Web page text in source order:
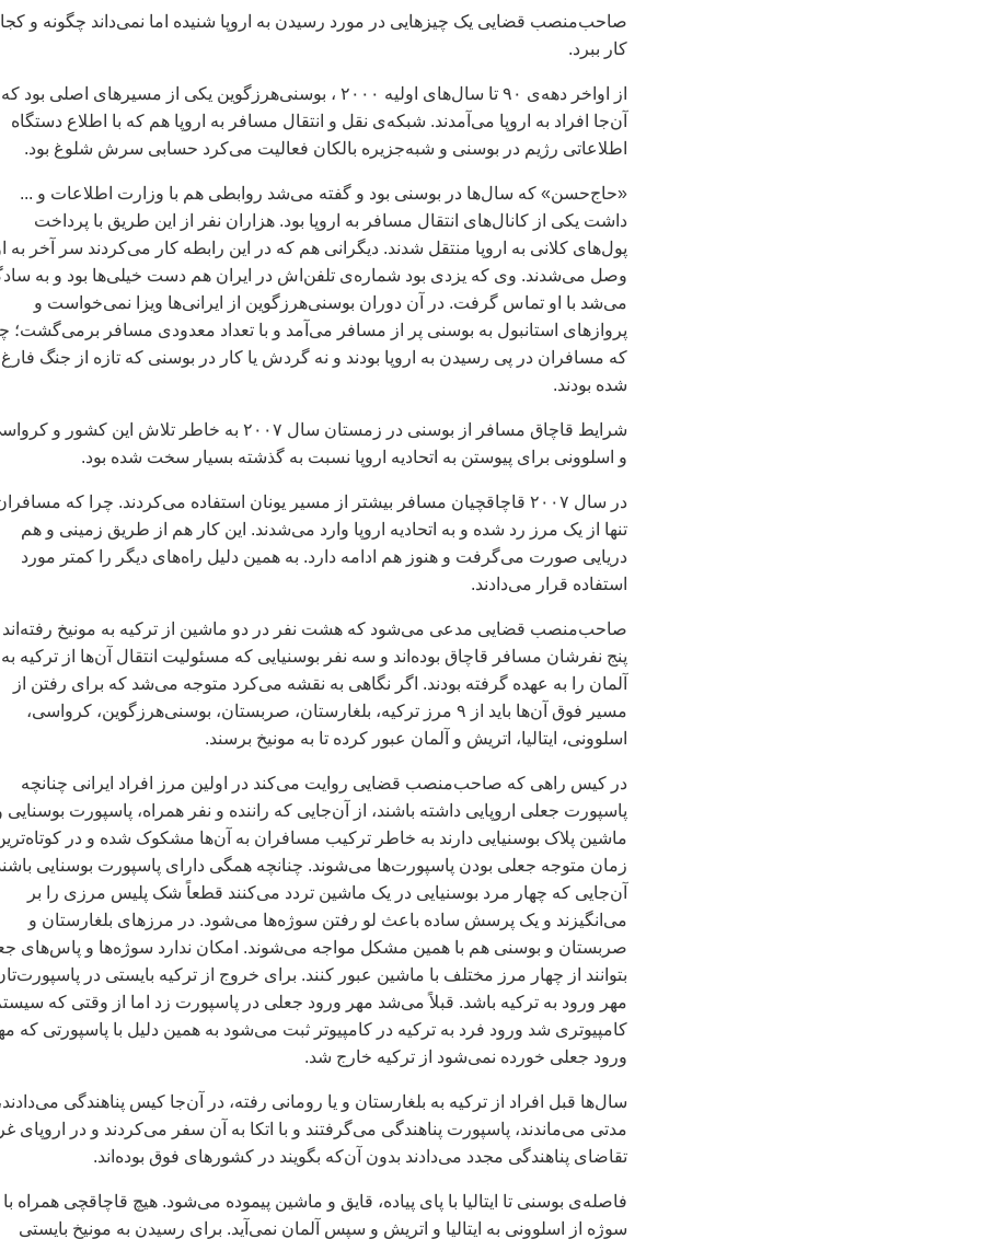
صاحب‌منصب قضایی یک چیزهایی در مورد رسیدن به اروپا شنیده اما نمی‌داند چگونه و کجا
کار ببرد.
از اواخر دهه‌ی ۹۰ تا سال‌های اولیه ۲۰۰۰ ، بوسنی‌هرزگوین یکی از مسیرهای اصلی بود
آن‌جا افراد به اروپا می‌آمدند. شبکه‌ی نقل و انتقال مسافر به اروپا هم که با اطلاع دستگاه
اطلاعاتی رژیم در بوسنی و شبه‌جزیره بالکان فعالیت می‌کرد حسابی سرش شلوغ بود.
«حاج‌حسن» که سال‌ها در بوسنی بود و گفته می‌شد روابطی هم با وزارت اطلاعات و ...
داشت یکی از کانال‌های انتقال مسافر به اروپا بود. هزاران نفر از این طریق با پرداخت
پول‌های کلانی به اروپا منتقل شدند. دیگرانی هم که در این رابطه کار می‌کردند سر آخر به
وصل می‌شدند. وی که یزدی بود شماره‌ی تلفن‌اش در ایران هم دست خیلی‌ها بود و به
می‌شد با او تماس گرفت. در آن دوران بوسنی‌هرزگوین از ایرانی‌ها ویزا نمی‌خواست و
پرواز‌های استانبول به بوسنی پر از مسافر می‌آمد و با تعداد معدودی مسافر بر‌می‌گشت؛
که مسافران در پی رسیدن به اروپا بودند و نه گردش یا کار در بوسنی که تازه از جنگ فارغ
شده بودند.
شرایط قاچاق مسافر از بوسنی در زمستان سال ۲۰۰۷ به خاطر تلاش این کشور و
و اسلوونی برای پیوستن به اتحادیه اروپا نسبت به گذشته بسیار سخت شده بود.
در سال ۲۰۰۷ قاچاقچیان مسافر بیشتر از مسیر یونان استفاده می‌کردند. چرا که
تنها از یک مرز رد شده و به اتحادیه اروپا وارد می‌شدند. این کار هم از طریق زمینی و هم
دریایی صورت می‌گرفت و هنوز هم ادامه دارد. به همین دلیل راه‌های دیگر را کمتر مورد
استفاده قرار می‌دادند.
صاحب‌منصب قضایی مدعی می‌شود که هشت نفر در دو ماشین از ترکیه به مونیخ رفته‌اند
پنج‌ نفرشان مسافر قاچاق بوده‌اند و سه نفر بوسنیایی که مسئولیت انتقال آن‌ها از ترکیه به
آلمان را به عهده گرفته بودند. اگر نگاهی به نقشه می‌کرد متوجه می‌شد که برای رفتن از
مسیر فوق آن‌ها باید از ۹ مرز ترکیه، بلغارستان، صربستان، بوسنی‌هرزگوین، کرواسی،
اسلوونی، ایتالیا، اتریش و آلمان عبور کرده تا به مونیخ برسند.
در کیس راهی که صاحب‌منصب قضایی روایت می‌کند در اولین مرز افراد ایرانی چنانچه
پاسپورت جعلی اروپایی داشته باشند، از آن‌جایی که راننده و نفر همراه، پاسپورت بوسنایی‌
ماشین پلاک بوسنیایی دارند به خاطر ترکیب مسافران به آن‌ها مشکوک شده و در
زمان متوجه جعلی بودن پاسپورت‌ها می‌شوند. چنانچه همگی دارای پاسپورت بوسنایی‌
آن‌جایی که چهار مرد بوسنیایی در یک ماشین تردد می‌کنند قطعاً شک پلیس مرزی را بر
می‌انگیزند و یک پرسش ساده باعث لو رفتن سوژه‌ها می‌شود. در مرزهای بلغارستان و
صربستان و بوسنی هم با همین مشکل مواجه می‌شوند. امکان ندارد سوژه‌ها و پاس‌های
بتوانند از چهار مرز مختلف با ماشین عبور کنند. برای خروج از ترکیه بایستی در
مهر ورود به ترکیه باشد. قبلاً می‌شد مهر ورود جعلی در پاسپورت زد اما از وقتی که
کامپیوتری شد ورود فرد به ترکیه در کامپیوتر ثبت می‌‌شود به همین دلیل با پاسپورتی که
ورود جعلی خورده نمی‌شود از ترکیه خارج شد.
سال‌ها قبل افراد از ترکیه به بلغارستان و یا رومانی رفته، در آن‌جا کیس پناهندگی
مدتی می‌ماندند، پاسپورت پناهندگی می‌گرفتند و با اتکا به آن سفر می‌کردند و در اروپای
تقاضای پناهندگی مجدد می‌دادند بدون آن‌که بگویند در کشورهای فوق بوده‌اند.
فاصله‌ی بوسنی تا ایتالیا با پای پیاده، قایق و ماشین پیموده می‌شود. هیچ قاچاقچی همراه با
سوژه از اسلوونی به ایتالیا و اتریش و سپس آلمان نمی‌آید. برای رسیدن به مونیخ بایستی